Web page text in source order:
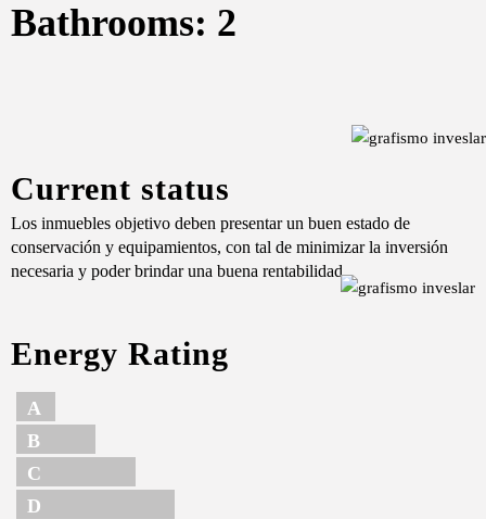
Bathrooms: 2
Current status
Los inmuebles objetivo deben presentar un buen estado de
conservación y equipamientos, con tal de minimizar la inversión
necesaria y poder brindar una buena rentabilidad.
Energy Rating
A
B
C
D